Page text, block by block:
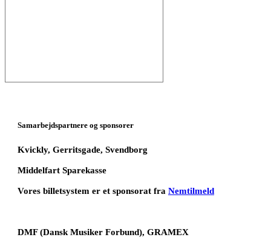
Samarbejdspartnere og sponsorer
Kvickly, Gerritsgade, Svendborg
Middelfart Sparekasse
Vores billetsystem er et sponsorat fra Nemtilmeld
DMF (Dansk Musiker Forbund), GRAMEX